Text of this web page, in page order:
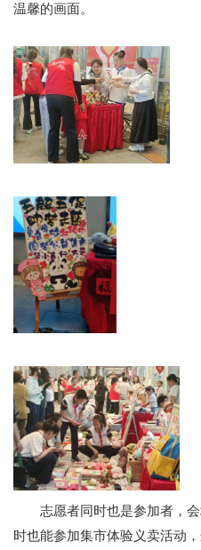
温馨的画面。
志愿者同时也是参加者，
时也能参加集市体验义卖活动